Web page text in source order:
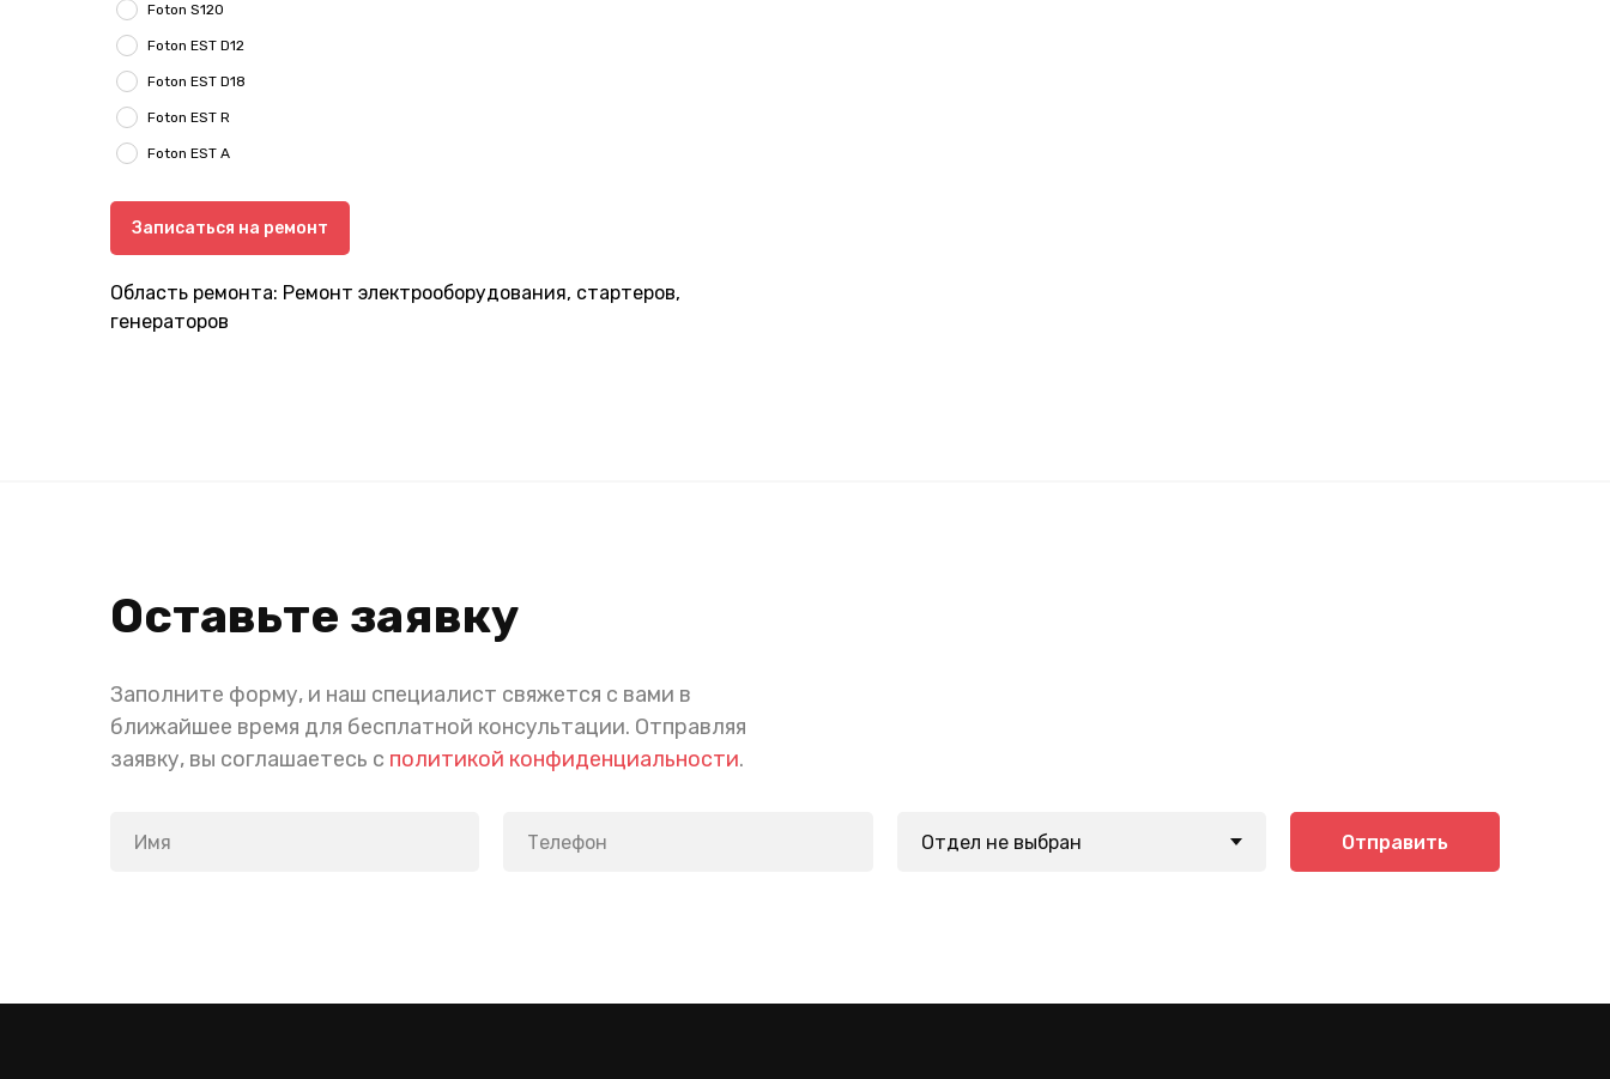
Foton S120
Foton EST D12
Foton EST D18
Foton EST R
Foton EST A
Записаться на ремонт
Область ремонта: Ремонт электрооборудования, стартеров,
генераторов
Оставьте заявку
Заполните форму, и наш специалист свяжется с вами в
ближайшее время для бесплатной консультации. Отправляя
заявку, вы соглашаетесь с политикой конфиденциальности.
Отправить